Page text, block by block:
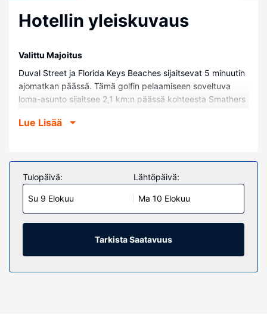
Hotellin yleiskuvaus
Valittu Majoitus
Duval Street ja Florida Keys Beaches sijaitsevat 5 minuutin
ajomatkan päässä. Tämä golfin pelaamiseen soveltuva
loma-asunto sijaitsee 2,1 km:n päässä kohteesta Smathers
Huoneet
Täyden palvelun kylpylässä voit rentoutua muun muassa
hieronnassa. Paikan päällä on lisäksi ulkouima-allas,
ulkotenniskenttä sekä kuntosali. Tämän loma-asunnon
palveluihin kuuluu muun muassa lastenvahti,
kiertoajelu-/lippupalvelu ja piknikalue.
Muut mukavuudet
Käytössäsi on pankkiautomaatti/pankkipalvelut ja hissi.
Lue Lisää
Tulopäivä:
Su 9 Elokuu
Lähtöpäivä:
Ma 10 Elokuu
Tarkista Saatavuus